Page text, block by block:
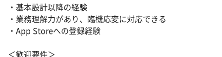
・基本設計以降の経験
・業務理解力があり、臨機応変に対応できる
・App Storeへの登録経験
＜歓迎要件＞